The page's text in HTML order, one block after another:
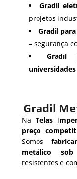
Gradil
projetos
Gradil
– segurança
Gradil
universidades
Gradil
Na Telas
preço
Somos
metálico
resistentes e